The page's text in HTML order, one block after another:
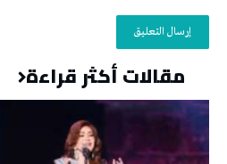
مقالات أكثر قراءة